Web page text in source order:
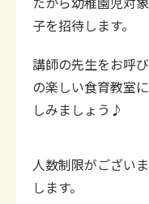
子を招待します。
講師の先生をお呼
の楽しい食育教室
しみましょう♪
人数制限がござい
します。